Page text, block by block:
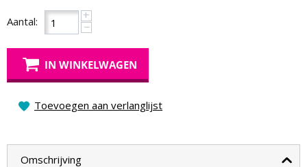
Aantal: +
−
IN WINKELWAGEN
Toevoegen aan verlanglijst
Omschrijving